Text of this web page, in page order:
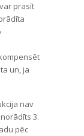
prasīt
un, ja
nav
3.
pēc